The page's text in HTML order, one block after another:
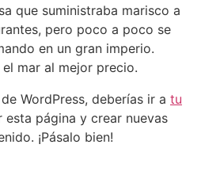
que suministraba marisco a
pero poco a poco se
en un gran imperio.
mar al mejor precio.
WordPress, deberías ir a tu
esta página y crear nuevas
¡Pásalo bien!